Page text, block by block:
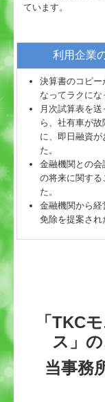
ています。
利用企業
決算書のコピー
なってラクにな
月次試算表を送
ら、社有車が
に、即日融資
た。
金融機関との会
の将来に関する
た。
金融機関から経
免除を提案され
「TKC
ス」
当事務